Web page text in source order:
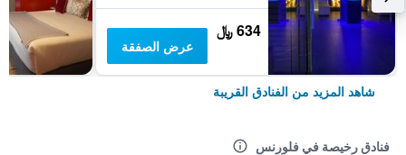
634 ﷼
عرض الصفقة
شاهد المزيد من الفنادق القريبة
فنادق رخيصة في فلورنس